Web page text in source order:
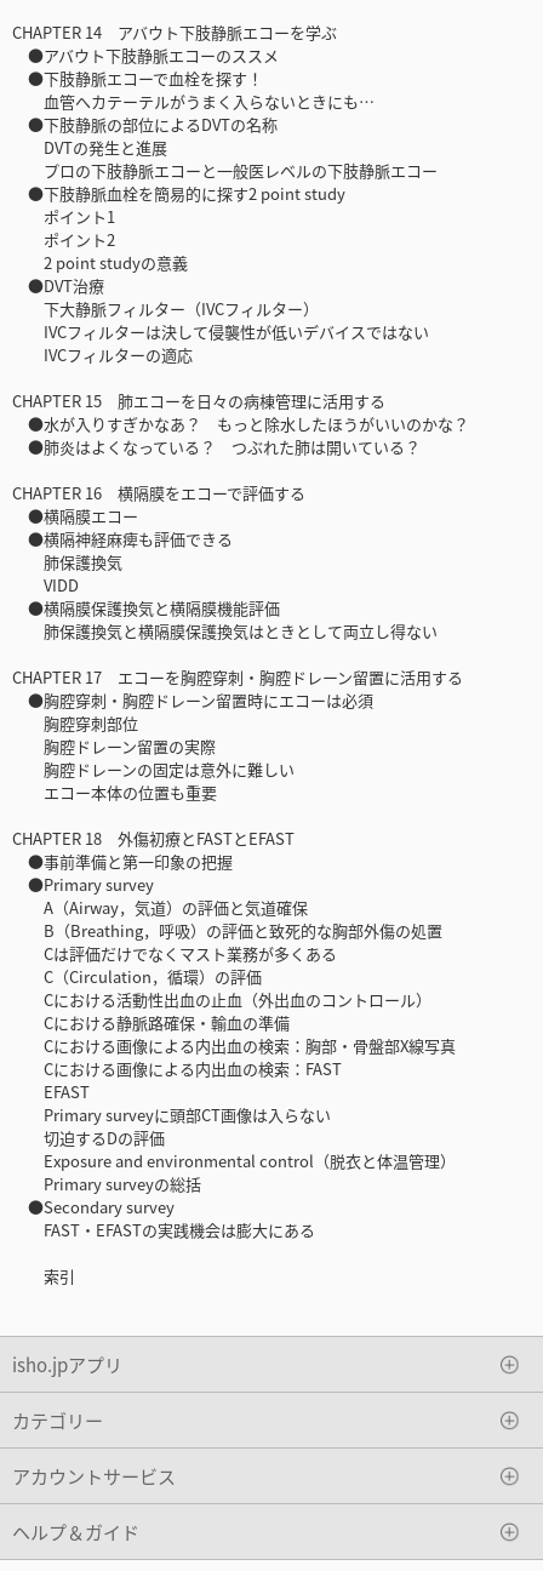
CHAPTER 14 アバウト下肢静脈エコーを学ぶ
●アバウト下肢静脈エコーのススメ
●下肢静脈エコーで血栓を探す！
血管へカテーテルがうまく入らないときにも…
●下肢静脈の部位によるDVTの名称
DVTの発生と進展
プロの下肢静脈エコーと一般医レベルの下肢静脈エコー
●下肢静脈血栓を簡易的に探す2 point study
ポイント1
ポイント2
2 point studyの意義
●DVT治療
下大静脈フィルター（IVCフィルター）
IVCフィルターは決して侵襲性が低いデバイスではない
IVCフィルターの適応
CHAPTER 15 肺エコーを日々の病棟管理に活用する
●水が入りすぎかなあ？ もっと除水したほうがいいのかな？
●肺炎はよくなっている？ つぶれた肺は開いている？
CHAPTER 16 横隔膜をエコーで評価する
●横隔膜エコー
●横隔神経麻痺も評価できる
肺保護換気
VIDD
●横隔膜保護換気と横隔膜機能評価
肺保護換気と横隔膜保護換気はときとして両立し得ない
CHAPTER 17 エコーを胸腔穿刺・胸腔ドレーン留置に活用する
●胸腔穿刺・胸腔ドレーン留置時にエコーは必須
胸腔穿刺部位
胸腔ドレーン留置の実際
胸腔ドレーンの固定は意外に難しい
エコー本体の位置も重要
CHAPTER 18 外傷初療とFASTとEFAST
●事前準備と第一印象の把握
●Primary survey
A（Airway，気道）の評価と気道確保
B（Breathing，呼吸）の評価と致死的な胸部外傷の処置
Cは評価だけでなくマスト業務が多くある
C（Circulation，循環）の評価
Cにおける活動性出血の止血（外出血のコントロール）
Cにおける静脈路確保・輸血の準備
Cにおける画像による内出血の検索：胸部・骨盤部X線写真
Cにおける画像による内出血の検索：FAST
EFAST
Primary surveyに頭部CT画像は入らない
切迫するDの評価
Exposure and environmental control（脱衣と体温管理）
Primary surveyの総括
●Secondary survey
FAST・EFASTの実践機会は膨大にある
索引
isho.jpアプリ
カテゴリー
アカウントサービス
ヘルプ＆ガイド